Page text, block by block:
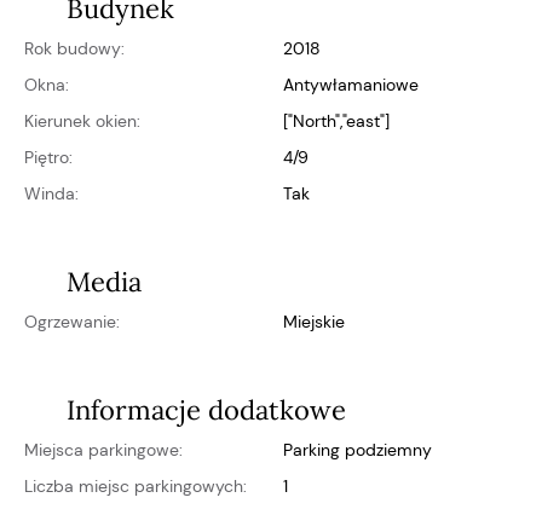
Budynek
Rok budowy:
2018
Okna:
antywłamaniowe
Kierunek okien:
["north","east"]
Piętro:
4/9
Winda:
Tak
Media
Ogrzewanie: miejskie
Informacje dodatkowe
Miejsca parkingowe:
parking podziemny
Liczba miejsc parkingowych:
1